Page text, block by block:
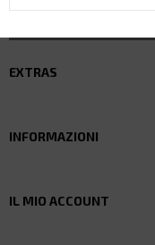
EXTRAS
INFORMAZIONI
IL MIO ACCOUNT